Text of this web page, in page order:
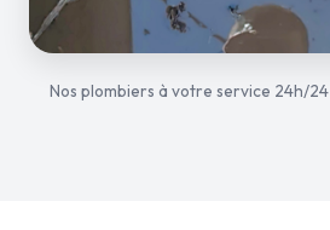
Nos plombiers à votre service 24h/